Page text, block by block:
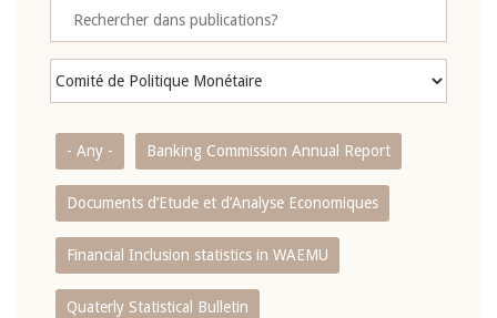
- Any - Banking Commission Annual Report
Documents d’Etude et d’Analyse Economiques
Financial Inclusion statistics in WAEMU
Quaterly Statistical Bulletin